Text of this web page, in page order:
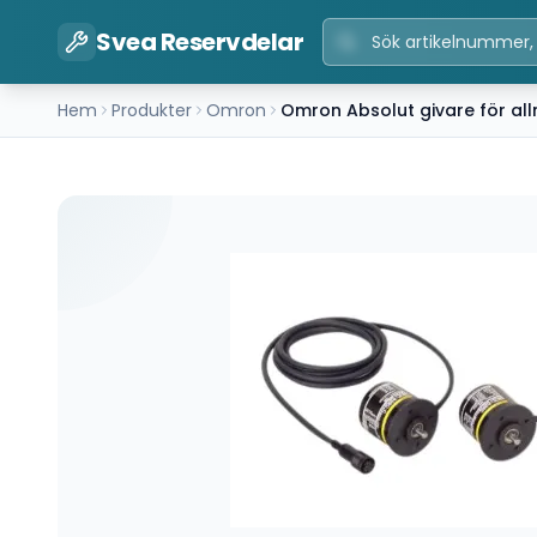
Svea Reservdelar
Hem Produkter Omron Omron Absolut givare för